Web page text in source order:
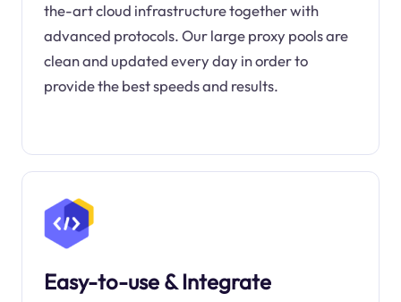
the-art cloud infrastructure together with
advanced protocols. Our large proxy pools are
clean and updated every day in order to
provide the best speeds and results.
Easy-to-use & Integrate